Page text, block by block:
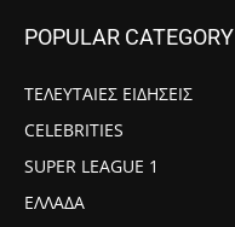
POPULAR CATEGORY
ΤΕΛΕΥΤΑΙΕΣ ΕΙΔΗΣΕΙΣ
CELEBRITIES
SUPER LEAGUE 1
ΕΛΛΑΔΑ